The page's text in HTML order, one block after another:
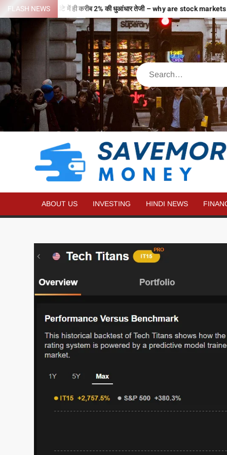
FLASH NEWS
भरी उड़ान…2 घंटे में ही करीब 2% की धुआंधार तेजी – why are stock
ABOUT US INVESTING HINDI NEWS